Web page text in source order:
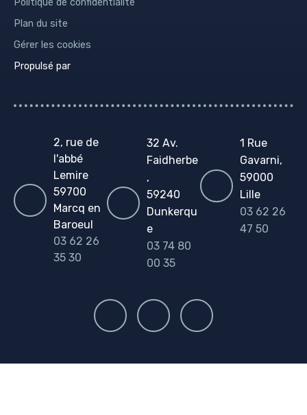
Politique de confidentialité
Plan du site
Gérer les cookies
Propulsé par
2, rue de
l'abbé
Lemire
59700
Marcq en
Baroeul
03 62 26
35 30
32 Av.
Faidherbe
,
59240
Dunkerqu
e
03 74 80
00 35
1 Rue
Gavarni,
59000
Lille
03 62 26
47 50